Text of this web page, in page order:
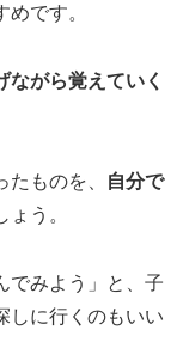
です。
ながら覚えていく
ものを、
自分で
う。
でみよう」と、子
しに行くのもいい